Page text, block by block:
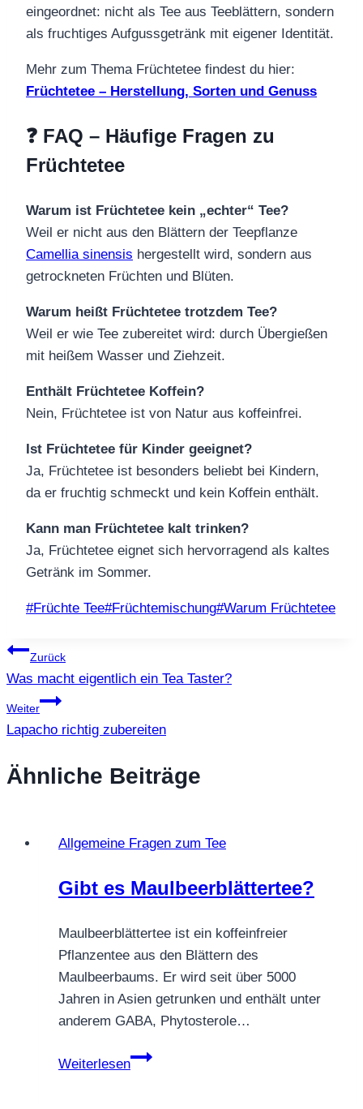
eingeordnet: nicht als Tee aus Teeblättern, sondern
als fruchtiges Aufgussgetränk mit eigener Identität.
Mehr zum Thema Früchtetee findest du hier:
Früchtetee – Herstellung, Sorten und Genuss
❓ FAQ – Häufige Fragen zu
Früchtetee
Warum ist Früchtetee kein „echter“ Tee?
Weil er nicht aus den Blättern der Teepflanze
Camellia sinensis hergestellt wird, sondern aus
getrockneten Früchten und Blüten.
Warum heißt Früchtetee trotzdem Tee?
Weil er wie Tee zubereitet wird: durch Übergießen
mit heißem Wasser und Ziehzeit.
Enthält Früchtetee Koffein?
Nein, Früchtetee ist von Natur aus koffeinfrei.
Ist Früchtetee für Kinder geeignet?
Ja, Früchtetee ist besonders beliebt bei Kindern,
da er fruchtig schmeckt und kein Koffein enthält.
Kann man Früchtetee kalt trinken?
Ja, Früchtetee eignet sich hervorragend als kaltes
Getränk im Sommer.
Schlagworte:
#Früchte Tee#Früchtemischung#Warum Früchtetee
Beitragsnavigation
Zurück
Was macht eigentlich ein Tea Taster?
Weiter
Lapacho richtig zubereiten
Ähnliche Beiträge
Allgemeine Fragen zum Tee
Gibt es Maulbeerblättertee?
Maulbeerblättertee ist ein koffeinfreier
Pflanzentee aus den Blättern des
Maulbeerbaums. Er wird seit über 5000
Jahren in Asien getrunken und enthält unter
anderem GABA, Phytosterole…
Weiterlesen
Gibt